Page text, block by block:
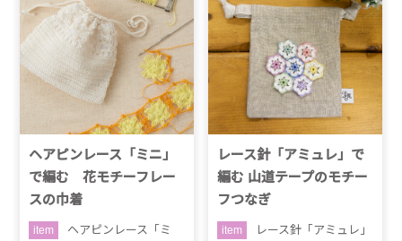
ヘアピンレース「ミニ」
で編む 花モチーフレー
スの巾着
item
ヘアピンレース「ミ
レース針「アミュレ」で
編む 山道テープのモチー
フつなぎ
item
レース針「アミュレ」